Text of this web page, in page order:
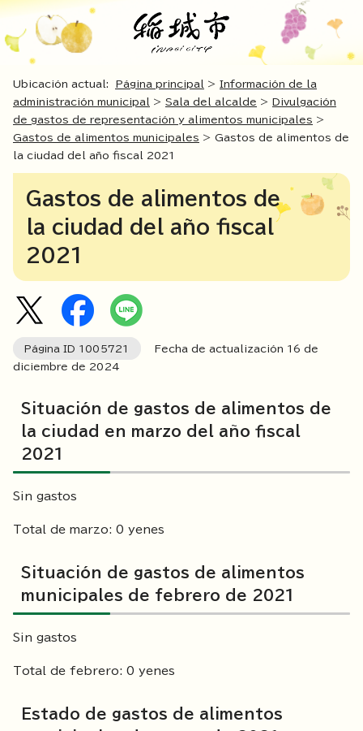
Ubicación actual: Página principal > Información de la
administración municipal
> Sala del alcalde > Divulgación
de gastos de representación y alimentos municipales >
Gastos de alimentos municipales > Gastos de alimentos de
la ciudad del año fiscal 2021
Gastos de alimentos de
la ciudad del año fiscal
2021
Página ID 1005721 Fecha de actualización 16 de
diciembre de 2024
Situación de gastos de alimentos de
la ciudad en marzo del año fiscal
2021
Sin gastos
Total de marzo: 0 yenes
Situación de gastos de alimentos
municipales de febrero de 2021
Sin gastos
Total de febrero: 0 yenes
Estado de gastos de alimentos